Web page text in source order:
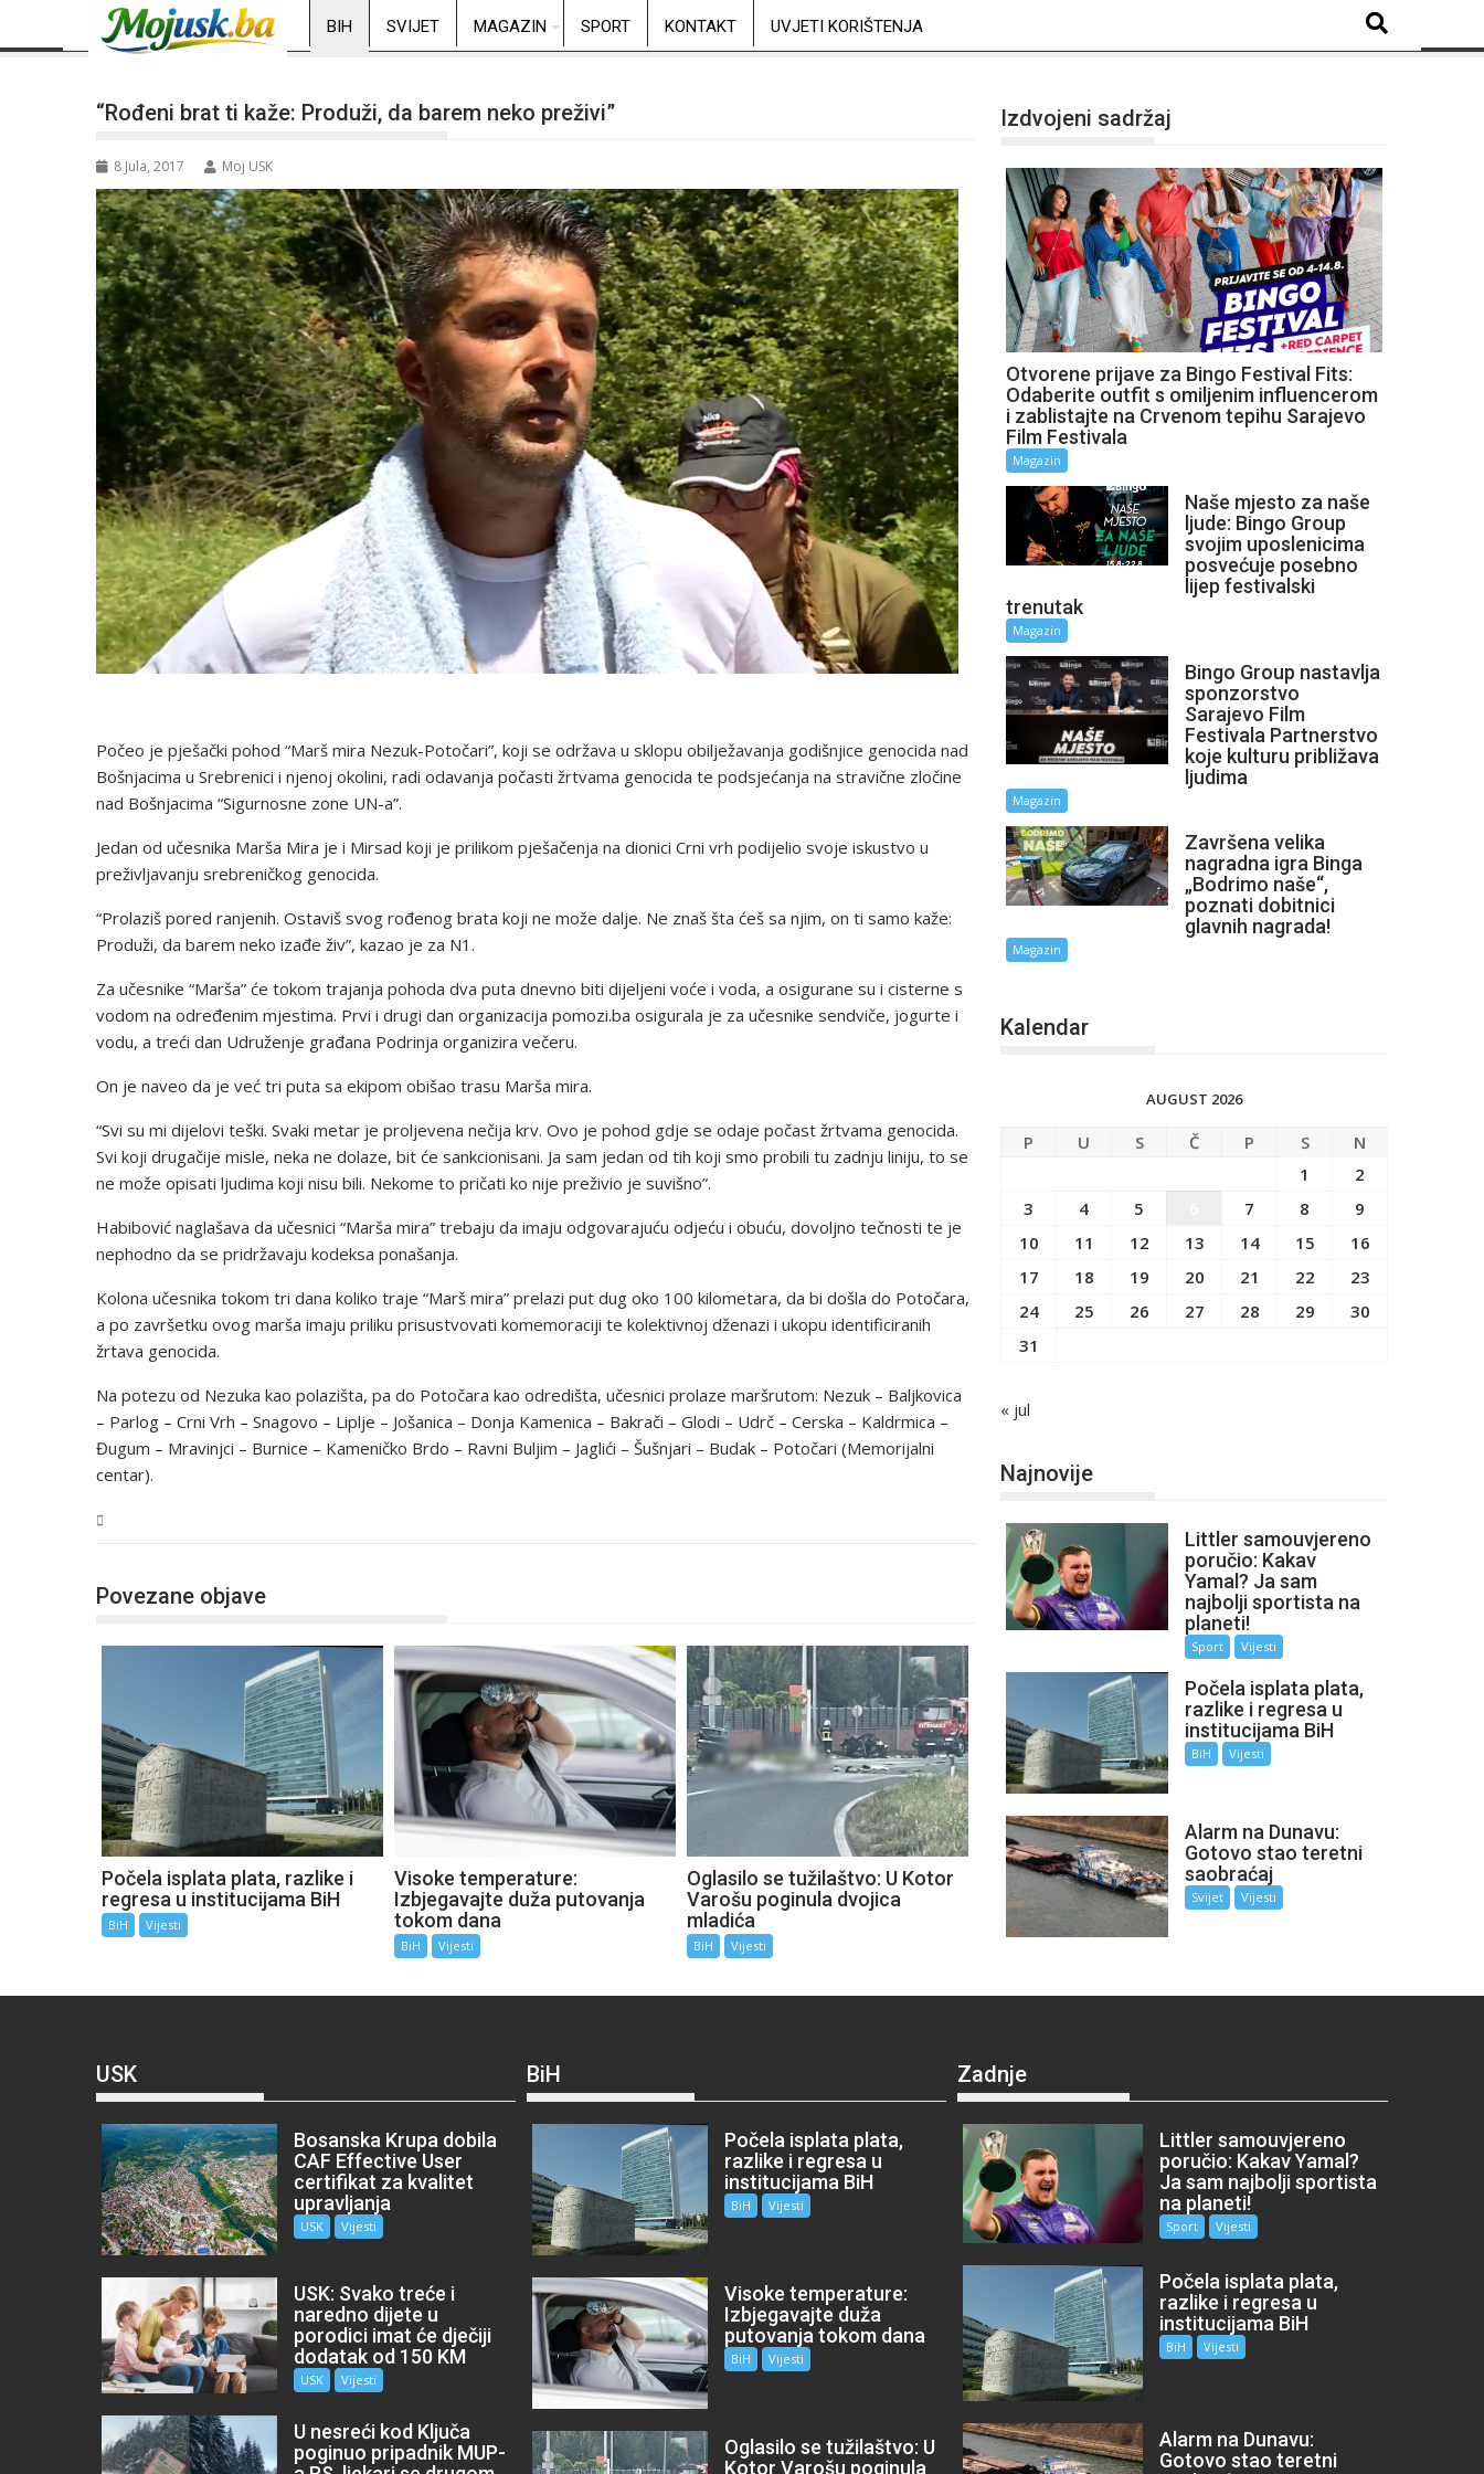
BIH SVIJET MAGAZIN SPORT KONTAKT UVJETI KORIŠTENJA
“Rođeni brat ti kaže: Produži, da barem neko preživi”
8 Jula, 2017 Moj USK
Počeo je pješački pohod “Marš mira Nezuk-Potočari”, koji se održava u sklopu obilježavanja godišnjice genocida nad
Bošnjacima u Srebrenici i njenoj okolini, radi odavanja počasti žrtvama genocida te podsjećanja na stravične zločine
nad Bošnjacima “Sigurnosne zone UN-a”.
Jedan od učesnika Marša Mira je i Mirsad koji je prilikom pješačenja na dionici Crni vrh podijelio svoje iskustvo u
preživljavanju srebreničkog genocida.
“Prolaziš pored ranjenih. Ostaviš svog rođenog brata koji ne može dalje. Ne znaš šta ćeš sa njim, on ti samo kaže:
Produži, da barem neko izađe živ”, kazao je za N1.
Za učesnike “Marša” će tokom trajanja pohoda dva puta dnevno biti dijeljeni voće i voda, a osigurane su i cisterne s
vodom na određenim mjestima. Prvi i drugi dan organizacija pomozi.ba osigurala je za učesnike sendviče, jogurte i
vodu, a treći dan Udruženje građana Podrinja organizira večeru.
On je naveo da je već tri puta sa ekipom obišao trasu Marša mira.
“Svi su mi dijelovi teški. Svaki metar je proljevena nečija krv. Ovo je pohod gdje se odaje počast žrtvama genocida.
Svi koji drugačije misle, neka ne dolaze, bit će sankcionisani. Ja sam jedan od tih koji smo probili tu zadnju liniju, to se
ne može opisati ljudima koji nisu bili. Nekome to pričati ko nije preživio je suvišno”.
Habibović naglašava da učesnici “Marša mira” trebaju da imaju odgovarajuću odjeću i obuću, dovoljno tečnosti te je
nephodno da se pridržavaju kodeksa ponašanja.
Kolona učesnika tokom tri dana koliko traje “Marš mira” prelazi put dug oko 100 kilometara, da bi došla do Potočara,
a po završetku ovog marša imaju priliku prisustvovati komemoraciji te kolektivnoj dženazi i ukopu identificiranih
žrtava genocida.
Na potezu od Nezuka kao polazišta, pa do Potočara kao odredišta, učesnici prolaze maršrutom: Nezuk – Baljkovica
– Parlog – Crni Vrh – Snagovo – Liplje – Jošanica – Donja Kamenica – Bakrači – Glodi – Udrč – Cerska – Kaldrmica –
Đugum – Mravinjci – Burnice – Kameničko Brdo – Ravni Buljim – Jaglići – Šušnjari – Budak – Potočari (Memorijalni
centar).
Povezane objave
Počela isplata plata, razlike i
regresa u institucijama BiH
BiH Vijesti
Visoke temperature:
Izbjegavajte duža putovanja
tokom dana
BiH Vijesti
Oglasilo se tužilaštvo: U Kotor
Varošu poginula dvojica
mladića
BiH Vijesti
Izdvojeni sadržaj
Otvorene prijave za Bingo Festival Fits:
Odaberite outfit s omiljenim influencerom
i zablistajte na Crvenom tepihu Sarajevo
Film Festivala
Magazin
Naše mjesto za naše
ljude: Bingo Group
svojim uposlenicima
posvećuje posebno
lijep festivalski
trenutak
Magazin
Bingo Group nastavlja
sponzorstvo
Sarajevo Film
Festivala Partnerstvo
koje kulturu približava
ljudima
Magazin
Završena velika
nagradna igra Binga
„Bodrimo naše“,
poznati dobitnici
glavnih nagrada!
Magazin
Kalendar
AUGUST 2026
P U S Č P S
N
1
2
3
4 5 7 8
9
10
11 12 13 14 15
16
17
18 19 20 21 22
23
24
25 26 27 28 29
30
31
« jul
Najnovije
Littler samouvjereno
poručio: Kakav
Yamal? Ja sam
najbolji sportista na
planeti!
Sport Vijesti
Počela isplata plata,
razlike i regresa u
institucijama BiH
BiH Vijesti
Alarm na Dunavu:
Gotovo stao teretni
saobraćaj
Svijet Vijesti
USK
Bosanska Krupa dobila
CAF Effective User
certifikat za kvalitet
upravljanja
USK Vijesti
USK: Svako treće i
naredno dijete u
porodici imat će dječiji
dodatak od 150 KM
USK Vijesti
U nesreći kod Ključa
poginuo pripadnik MUP-
BiH
Počela isplata plata,
razlike i regresa u
institucijama BiH
BiH Vijesti
Visoke temperature:
Izbjegavajte duža
putovanja tokom dana
BiH Vijesti
Oglasilo se tužilaštvo: U
Kotor Varošu poginula
Zadnje
Littler samouvjereno
poručio: Kakav Yamal?
Ja sam najbolji sportista
na planeti!
Sport Vijesti
Počela isplata plata,
razlike i regresa u
institucijama BiH
BiH Vijesti
Alarm na Dunavu:
Gotovo stao teretni